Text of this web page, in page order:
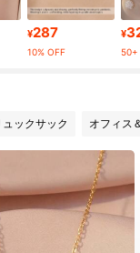
¥287
10% OFF
¥
50+
ックサック オフィス